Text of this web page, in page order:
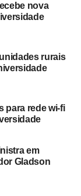
nova
rurais
para rede wi-fi
em
Gladson